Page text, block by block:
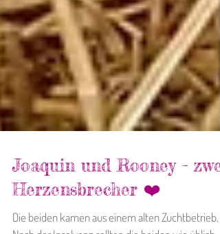
Joaquin und Rooney – zwei
Herzensbrecher ❤️